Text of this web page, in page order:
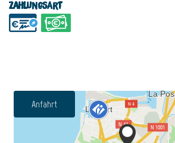
Zahlungsart
Anfahrt